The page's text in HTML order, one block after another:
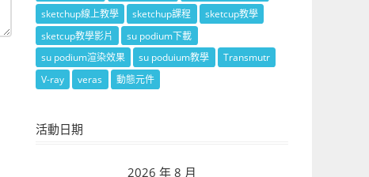
sketchup線上教學
sketchup課程
sketcup教學
sketcup教學影片
su podium下載
su podium渲染效果
su poduium教學
Transmutr
V-ray
veras 動態元件
活動日期
2026 年 8 月